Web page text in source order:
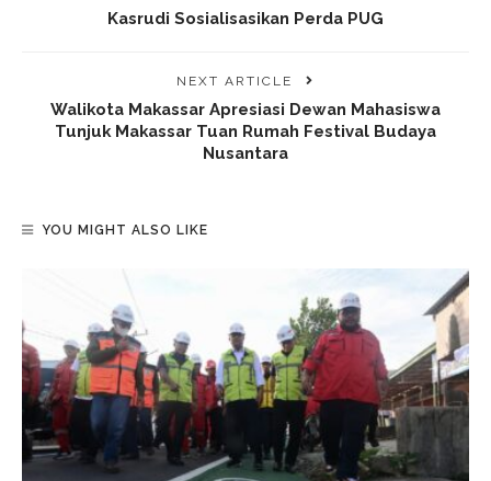
Kasrudi Sosialisasikan Perda PUG
NEXT ARTICLE
Walikota Makassar Apresiasi Dewan Mahasiswa
Tunjuk Makassar Tuan Rumah Festival Budaya
Nusantara
YOU MIGHT ALSO LIKE